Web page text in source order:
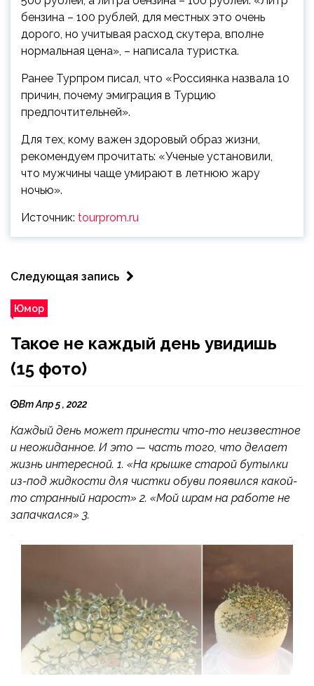
бензина – 100 рублей, для местных это очень
дорого, но учитывая расход скутера, вполне
нормальная цена», – написала туристка.
Ранее Турпром писал, что «Россиянка назвала 10
причин, почему эмиграция в Турцию
предпочтительней».
Для тех, кому важен здоровый образ жизни,
рекомендуем прочитать: «Ученые установили,
что мужчины чаще умирают в летнюю жару
ночью».
Источник: tourprom.ru
Следующая запись
Юмор
Такое не каждый день увидишь
(15 фото)
Вт Апр 5 , 2022
Каждый день может принести что-то неизвестное
и неожиданное. И это — часть того, что делает
жизнь интересной. 1. «На крышке старой бутылки
из-под жидкости для чистки обуви появился какой-
то странный нарост» 2. «Мой шрам на работе не
запачкался» 3.